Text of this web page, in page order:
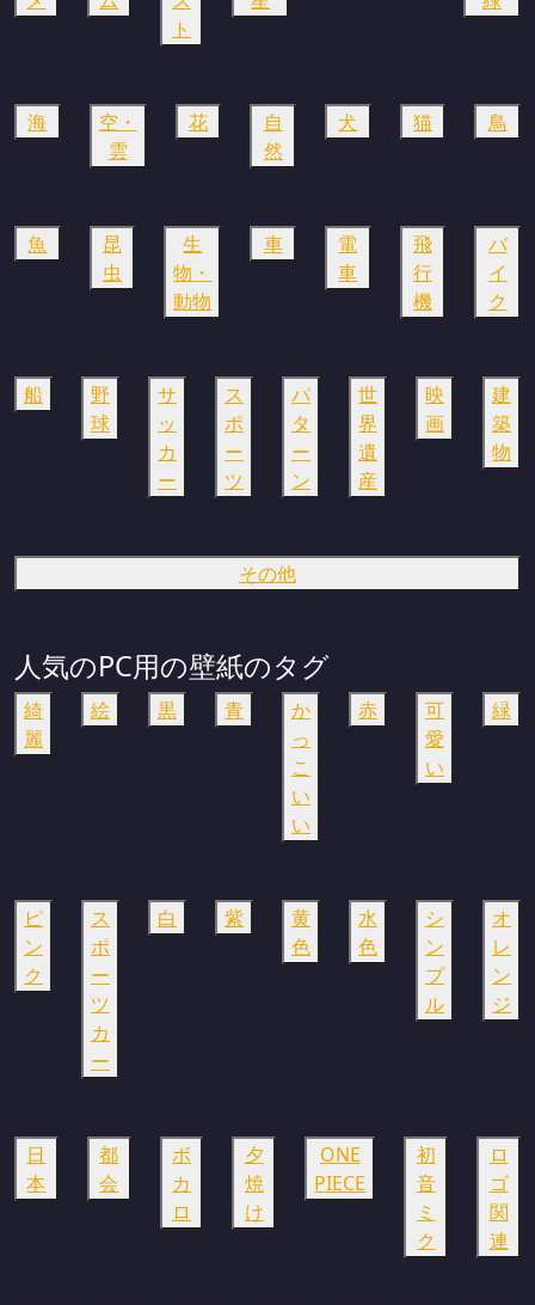
ト
海
空・
雲
花
自
然
犬 猫 鳥
魚
昆
虫
生
物・
動物
車
電
車
飛
行
機
バ
イ
ク
船
野
球
サ
ッ
カ
ー
ス
ポ
ー
ツ
パ
タ
ー
ン
世
界
遺
産
映
画
建
築
物
その他
人気のPC用の壁紙のタグ
綺
麗
絵 黒 青
か
っ
こ
い
い
赤
可
愛
い
緑
ピ
ン
ク
ス
ポ
ー
ツ
カ
ー
白 紫
黄
色
水
色
シ
ン
プ
ル
オ
レ
ン
ジ
日
本
都
会
ボ
カ
ロ
夕
焼
け
ONE
PIECE
初
音
ミ
ク
ロ
ゴ
関
連